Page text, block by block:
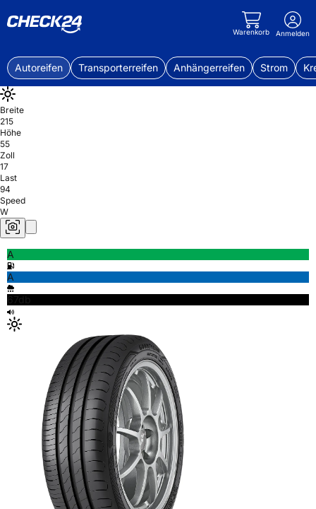
Warenkorb Anmelden
Autoreifen Transporterreifen Anhängerreifen Strom
Breite
215
Höhe
55
Zoll
17
Last
94
Speed
W
A
A
67db